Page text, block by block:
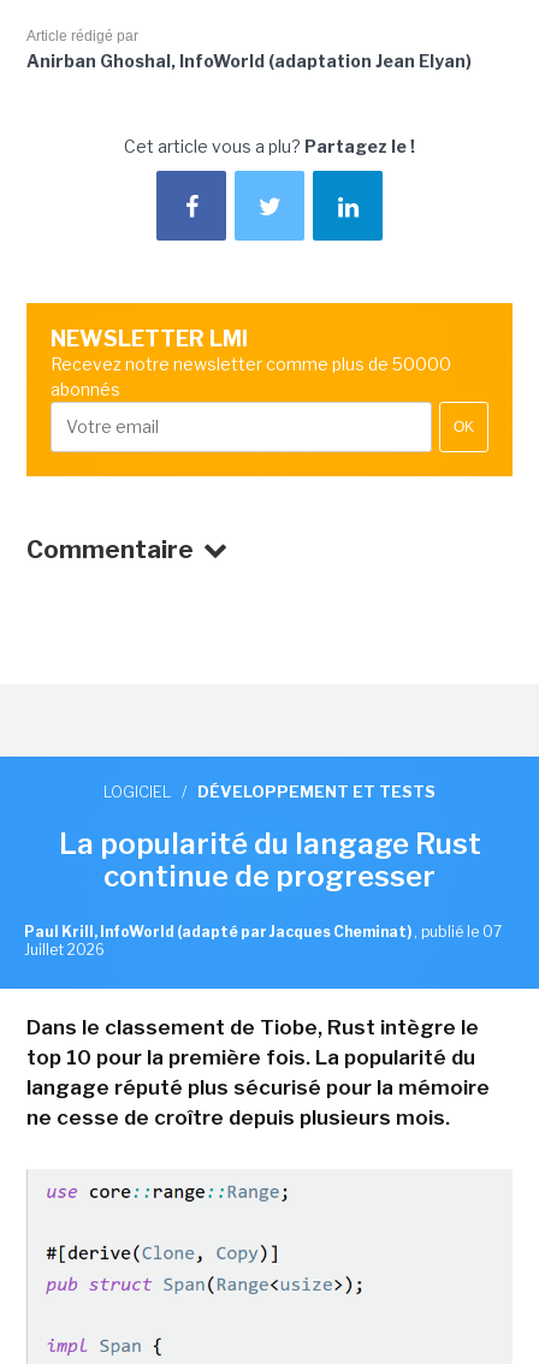
Article rédigé par
Anirban Ghoshal, InfoWorld (adaptation Jean Elyan)
Cet article vous a plu? Partagez le !
NEWSLETTER LMI
Recevez notre newsletter comme plus de 50000
abonnés
OK
Commentaire
LOGICIEL / DÉVELOPPEMENT ET TESTS
La popularité du langage Rust
continue de progresser
Paul Krill, InfoWorld (adapté par Jacques Cheminat) , publié le 07
Juillet 2026
Dans le classement de Tiobe, Rust intègre le
top 10 pour la première fois. La popularité du
langage réputé plus sécurisé pour la mémoire
ne cesse de croître depuis plusieurs mois.